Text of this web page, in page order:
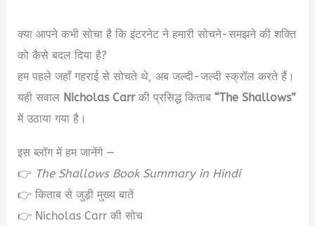
क्या आपने कभी सोचा है कि इंटरनेट ने हमारी सोचने-समझने की शक्ति
को कैसे बदल दिया है?
हम पहले जहाँ गहराई से सोचते थे, अब जल्दी-जल्दी स्क्रॉल करते हैं।
यही सवाल Nicholas Carrकी प्रसिद्ध किताब“The Shallows”
में उठाया गया है।
इस ब्लॉग में हम जानेंगे —
👉 The Shallows Book Summary in Hindi
👉 किताब से जुड़ी मुख्य बातें
👉 Nicholas Carr की सोच